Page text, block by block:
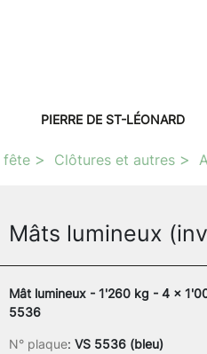
PIERRE DE ST-LÉONARD
fête Clôtures et autres
Mâts lumineux
Mât lumineux - 1'260 kg - 4 x
5536
N° plaque: VS 5536 (bleu)